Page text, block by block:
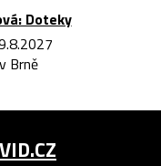
Doteky
Brně